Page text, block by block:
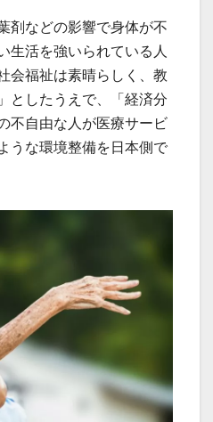
剤などの影響で身体が不
生活を強いられている人
会福祉は素晴らしく、教
としたうえで、「経済分
不自由な人が医療サービ
うな環境整備を日本側で